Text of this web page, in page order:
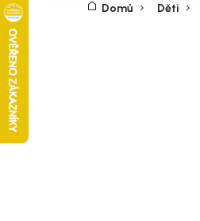
Domů Děti